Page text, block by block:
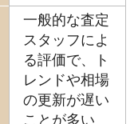
一般的な査定
スタッフによ
る評価で、ト
レンドや相場
の更新が遅い
ことが多い